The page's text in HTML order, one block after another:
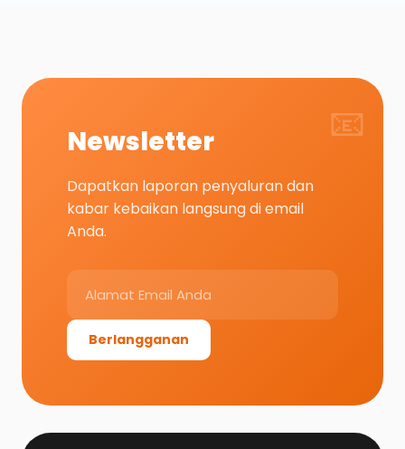
📧
Newsletter
Dapatkan laporan penyaluran dan
kabar kebaikan langsung di email
Anda.
Berlangganan